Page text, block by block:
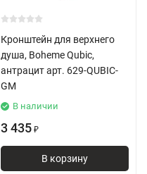
Кронштейн для верхнего
душа, Boheme Qubic,
антрацит арт. 629-QUBIC-
GM
В наличии
3 435 ₽
В корзину